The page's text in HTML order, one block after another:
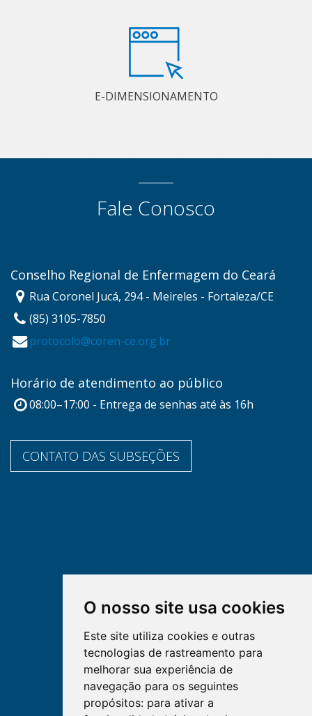
O nosso site usa cookies
Este site utiliza cookies e outras
tecnologias de rastreamento para
melhorar sua experiência de
navegação para os seguintes
propósitos: para ativar a
E-DIMENSIONAMENTO
Fale Conosco
Conselho Regional de Enfermagem do Ceará
Rua Coronel Jucá, 294 - Meireles - Fortaleza/CE
(85) 3105-7850
protocolo@coren-ce.org.br
Horário de atendimento ao público
08:00–17:00 - Entrega de senhas até às 16h
CONTATO DAS SUBSEÇÕES